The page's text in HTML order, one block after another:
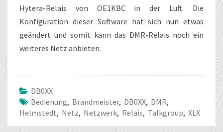
Hytera-Relais von OE1KBC in der Luft. Die
Konfiguration dieser Software hat sich nun etwas
geändert und somit kann das DMR-Relais noch ein
weiteres Netz anbieten.
DB0XX
Bedienung, Brandmeister, DB0XX, DMR,
Helmstedt, Netz, Netzwerk, Relais, Talkgroup, XLX